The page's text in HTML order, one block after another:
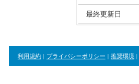
最終更新日
利用規約 | プライバシーポリシー | 推奨環境 |